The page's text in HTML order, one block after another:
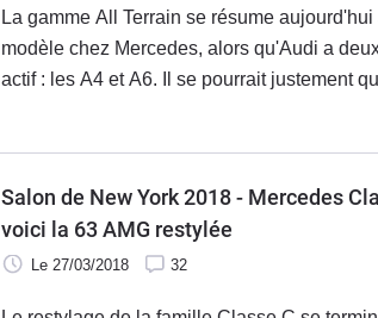
La gamme All Terrain se résume aujourd'hui
modèle chez Mercedes, alors qu'Audi a
actif : les A4 et A6. Il se pourrait justement
Salon de New York 2018 - Mercedes
voici la 63 AMG restylée
Le 27/03/2018 32